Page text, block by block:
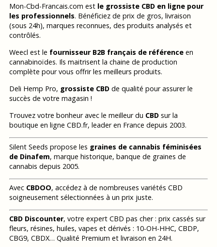
Mon-Cbd-Francais.com est le grossiste CBD en ligne pour
les professionnels. Bénéficiez de prix de gros, livraison
(sous 24h), marques reconnues, des produits analysés et
contrôlés.
Weecl est le fournisseur B2B français de référenceen
cannabinoïdes. Ils maitrisent la chaine de production
complète pour vous offrir les meilleurs produits.
Deli Hemp Pro, grossiste CBDde qualité pour assurer le
succès de votre magasin !
Trouvez votre bonheur avec le meilleur du CBDsur la
boutique en ligne CBD.fr, leader en France depuis 2003.
Silent Seeds propose les graines de cannabis féminisées
de Dinafem, marque historique, banque de graines de
cannabis depuis 2005.
Avec CBDOO, accédez à de nombreuses variétés CBD
soigneusement sélectionnées à un prix juste.
CBD Discounter, votre expert CBD pas cher : prix cassés sur
fleurs, résines, huiles, vapes et dérivés : 10-OH-HHC, CBDP,
CBG9, CBDX… Qualité Premium et livraison en 24H.